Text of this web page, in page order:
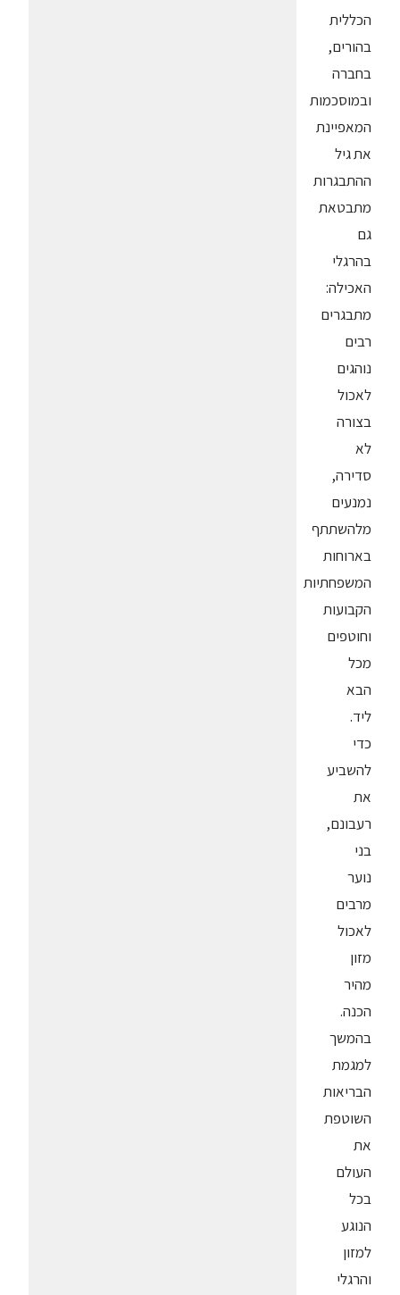
הכללית
בהורים,
בחברה
ובמוסכמות
המאפיינת
את גיל
ההתבגרות
מתבטאת
גם
בהרגלי
האכילה:
מתבגרים
רבים
נוהגים
לאכול
בצורה
לא
סדירה,
נמנעים
מלהשתתף
בארוחות
המשפחתיות
הקבועות
וחוטפים
מכל
הבא
ליד.
כדי
להשביע
את
רעבונם,
בני
נוער
מרבים
לאכול
מזון
מהיר
הכנה.
בהמשך
למגמת
הבריאות
השוטפת
את
העולם
בכל
הנוגע
למזון
והרגלי